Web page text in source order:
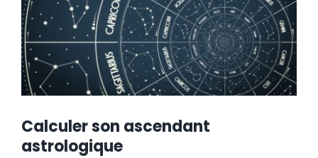
Calculer son ascendant
astrologique